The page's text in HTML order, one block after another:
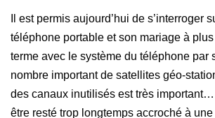
Il est permis aujourd’hui de s’interroger
téléphone portable et son mariage à
terme avec le système du téléphone par
nombre important de satellites géo-
des canaux inutilisés est très important…
être resté trop longtemps accroché à